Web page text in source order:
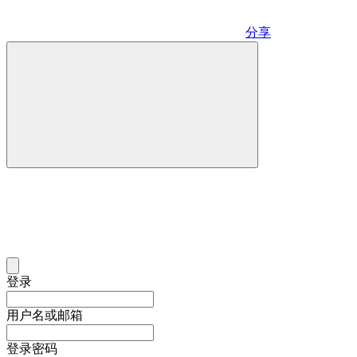
分享
登录
用户名或邮箱
登录密码